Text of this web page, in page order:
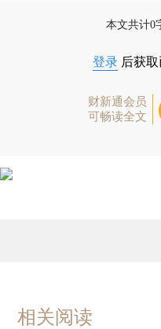
本文共计0
登录 后获
财新通会员
可畅读全文
相关阅读